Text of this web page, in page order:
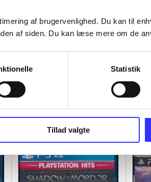
af brugervenlighed. Du kan til
af siden. Du kan læse mere om de
Statistik
Tillad valgte